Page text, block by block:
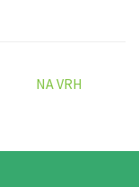
NA VRH